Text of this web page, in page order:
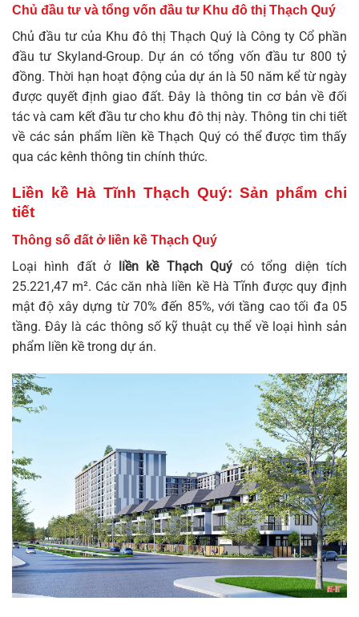
Chủ đầu tư và tổng vốn đầu tư Khu đô thị Thạch Quý
Chủ đầu tư của Khu đô thị Thạch Quý là Công ty Cổ phần
đầu tư Skyland-Group. Dự án có tổng vốn đầu tư 800 tỷ
đồng. Thời hạn hoạt động của dự án là 50 năm kể từ ngày
được quyết định giao đất. Đây là thông tin cơ bản về đối
tác và cam kết đầu tư cho khu đô thị này. Thông tin chi tiết
về các sản phẩm liền kề Thạch Quýcó thể được tìm thấy
qua các kênh thông tin chính thức.
Liền kề Hà Tĩnh Thạch Quý: Sản phẩm chi
tiết
Thông số đất ở liền kề Thạch Quý
Loại hình đất ở liền kề Thạch Quý có tổng diện tích
25.221,47 m². Các căn nhà liền kề Hà Tĩnh được quy định
mật độ xây dựng từ 70% đến 85%, với tầng cao tối đa 05
tầng. Đây là các thông số kỹ thuật cụ thể về loại hình sản
phẩm liền kề trong dự án.